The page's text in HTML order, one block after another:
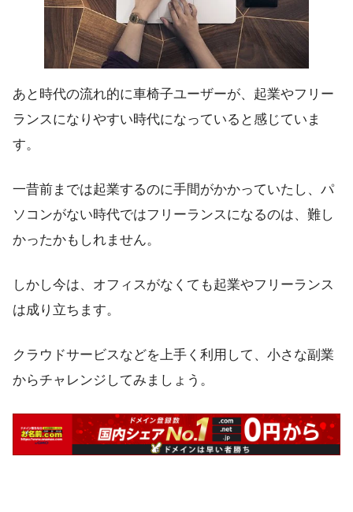
あと時代の流れ的に車椅子ユーザーが、 起業やフリー
ランスになりやすい時代になっていると感じていま
す。
一昔前までは起業するのに手間がかかっていたし、パ
ソコンがない時代ではフリーランスになるのは、難し
かったかもしれません。
しかし今は、オフィスがなくても起業やフリーランス
は成り立ちます。
クラウドサービスなどを上手く利用して、小さな副業
からチャレンジしてみましょう。